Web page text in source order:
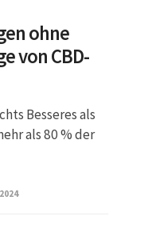
ohne
von CBD-
Besseres als
als 80 % der